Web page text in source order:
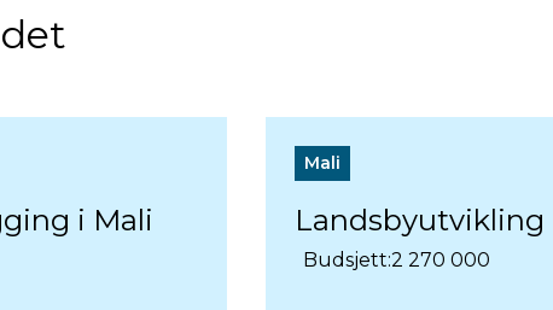
i Mali
Mali
Landsbyutvikling
Budsjett:2 270 000